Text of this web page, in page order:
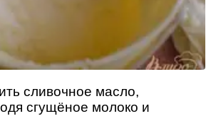
сливочное масло,
сгущёное молоко и